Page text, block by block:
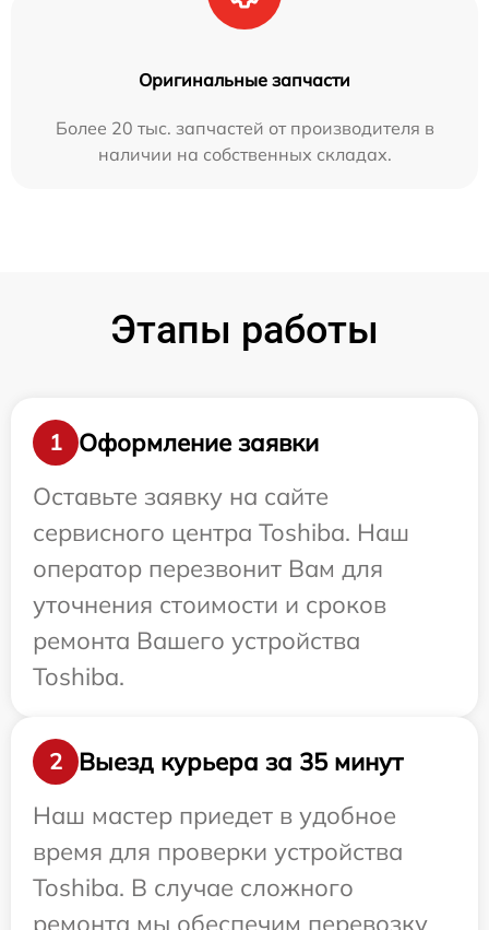
Оригинальные запчасти
Более 20 тыс. запчастей от производителя в
наличии на собственных складах.
Этапы работы
1
Оформление заявки
Оставьте заявку на сайте
сервисного центра Toshiba. Наш
оператор перезвонит Вам для
уточнения стоимости и сроков
ремонта Вашего устройства
Toshiba.
2
Выезд курьера за 35 минут
Наш мастер приедет в удобное
время для проверки устройства
Toshiba. В случае сложного